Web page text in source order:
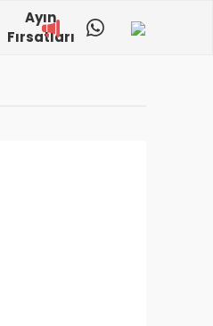
Ayın
Fırsatları